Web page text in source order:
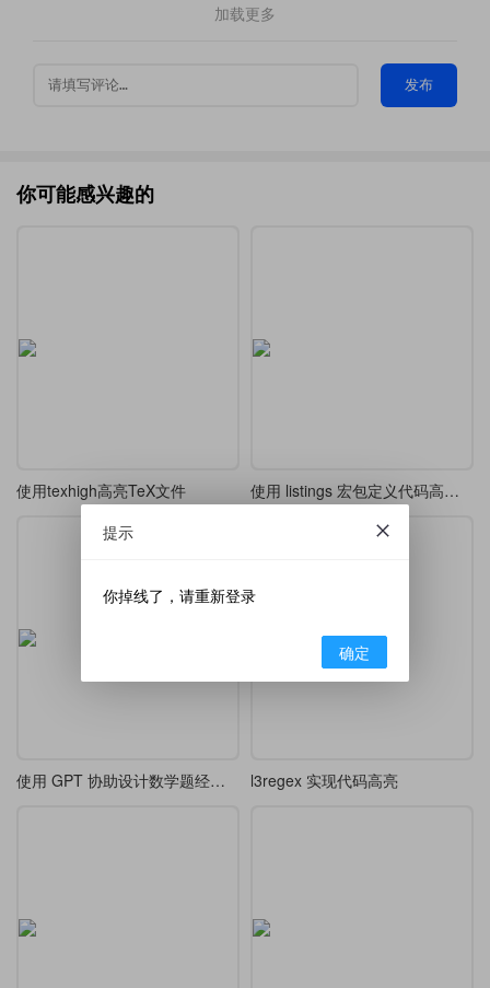
加载更多
发布
你可能感兴趣的
使用texhigh高亮TeX文件 使用 listings 宏包定义代码高亮样式
使用 GPT 协助设计数学题经验分享 l3regex 实现代码高亮
提示
你掉线了，请重新登录
确定